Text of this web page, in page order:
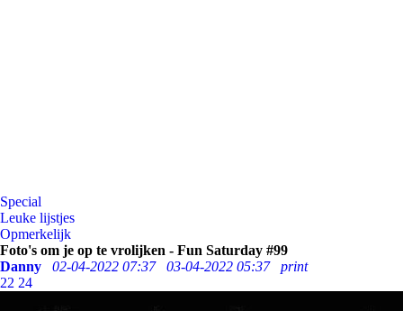
Special
Leuke lijstjes
Opmerkelijk
Foto's om je op te vrolijken - Fun Saturday #99
Danny
02-04-2022 07:37 03-04-2022 05:37
print
22 24